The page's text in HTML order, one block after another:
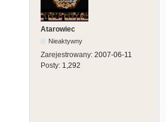
Atarowiec
Nieaktywny
Zarejestrowany: 2007-06-11
Posty: 1,292